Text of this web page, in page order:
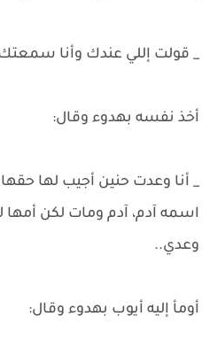
_ قولت إللي عندك وأنا سمعتك
أخذ نفسه بهدوء وقال:
_ أنا وعدت حنين أجيب لها
اسمه آدم، آدم ومات لكن أمها
وعدي..
أومأ إليه أيوب بهدوء وقال: